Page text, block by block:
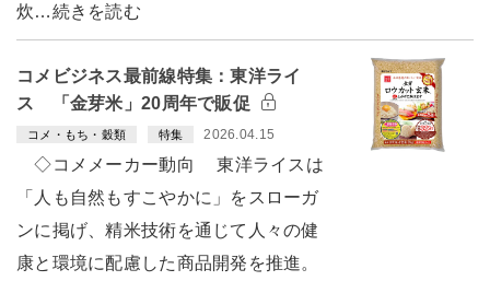
炊…続きを読む
コメビジネス最前線特集：東洋ライ
ス 「金芽米」20周年で販促
コメ・もち・穀類 特集 2026.04.15
◇コメメーカー動向 東洋ライスは
「人も自然もすこやかに」をスローガ
ンに掲げ、精米技術を通じて人々の健
康と環境に配慮した商品開発を推進。